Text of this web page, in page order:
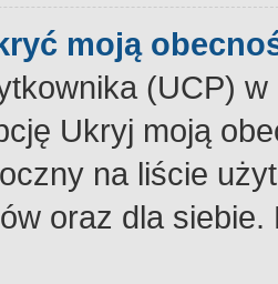
moją
(UCP) w
Ukryj moją
na liście
oraz dla